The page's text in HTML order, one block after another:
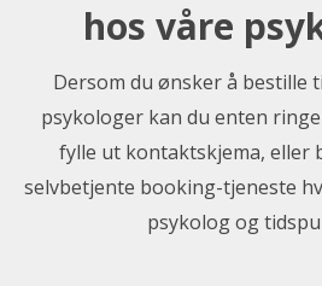
hos våre
Dersom du ønsker å bestille
psykologer kan du enten
fylle ut kontaktskjema, eller
selvbetjente booking-tjeneste
psykolog og